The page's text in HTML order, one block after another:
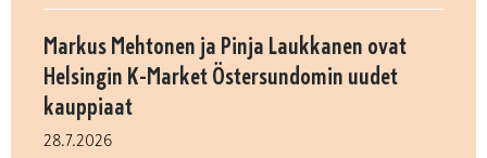
Markus Mehtonen ja Pinja Laukkanen ovat
Helsingin K-Market Östersundomin uudet
kauppiaat
28.7.2026